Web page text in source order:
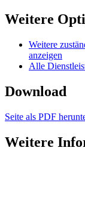
Weitere
Weitere
anzeigen
Alle
Download
Seite als PDF
Weitere